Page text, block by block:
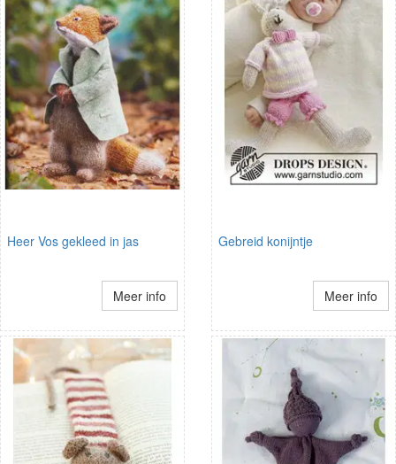
Heer Vos gekleed in jas
Meer info
Gebreid konijntje
Meer info